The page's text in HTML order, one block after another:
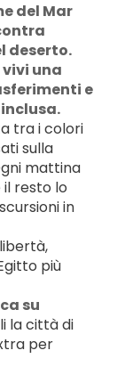
del Mar
deserto.
una
e
tra i colori
sulla
mattina
il resto lo
in
più
su
la città di
per